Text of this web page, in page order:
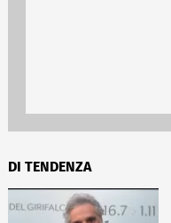
DI TENDENZA